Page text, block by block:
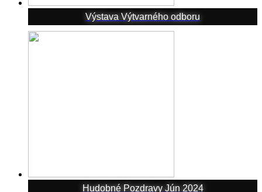
Výstava Výtvarného odboru
Hudobné Pozdravy Jún 2024